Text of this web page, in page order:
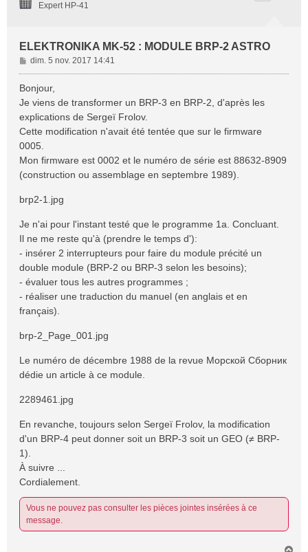
Expert HP-41
ELEKTRONIKA MK-52 : MODULE BRP-2 ASTRO
M
e
s
g
e
dim. 5 nov. 2017 14:41
Bonjour,
Je viens de transformer un BRP-3 en BRP-2, d'après les
explications de Sergeï Frolov.
Cette modification n'avait été tentée que sur le firmware
0005.
Mon firmware est 0002 et le numéro de série est 88632-8909
(construction ou assemblage en septembre 1989).
brp2-1.jpg
Je n'ai pour l'instant testé que le programme 1a. Concluant.
Il ne me reste qu'à (prendre le temps d'):
- insérer 2 interrupteurs pour faire du module précité un
double module (BRP-2 ou BRP-3 selon les besoins);
- évaluer tous les autres programmes ;
- réaliser une traduction du manuel (en anglais et en
français).
brp-2_Page_001.jpg
Le numéro de décembre 1988 de la revue Морской Сборник
dédie un article à ce module.
2289461.jpg
En revanche, toujours selon Sergeï Frolov, la modification
d'un BRP-4 peut donner soit un BRP-3 soit un GEO (≠ BRP-
1).
À suivre ...
Cordialement.
Vous ne pouvez pas consulter les pièces jointes insérées à ce
message.